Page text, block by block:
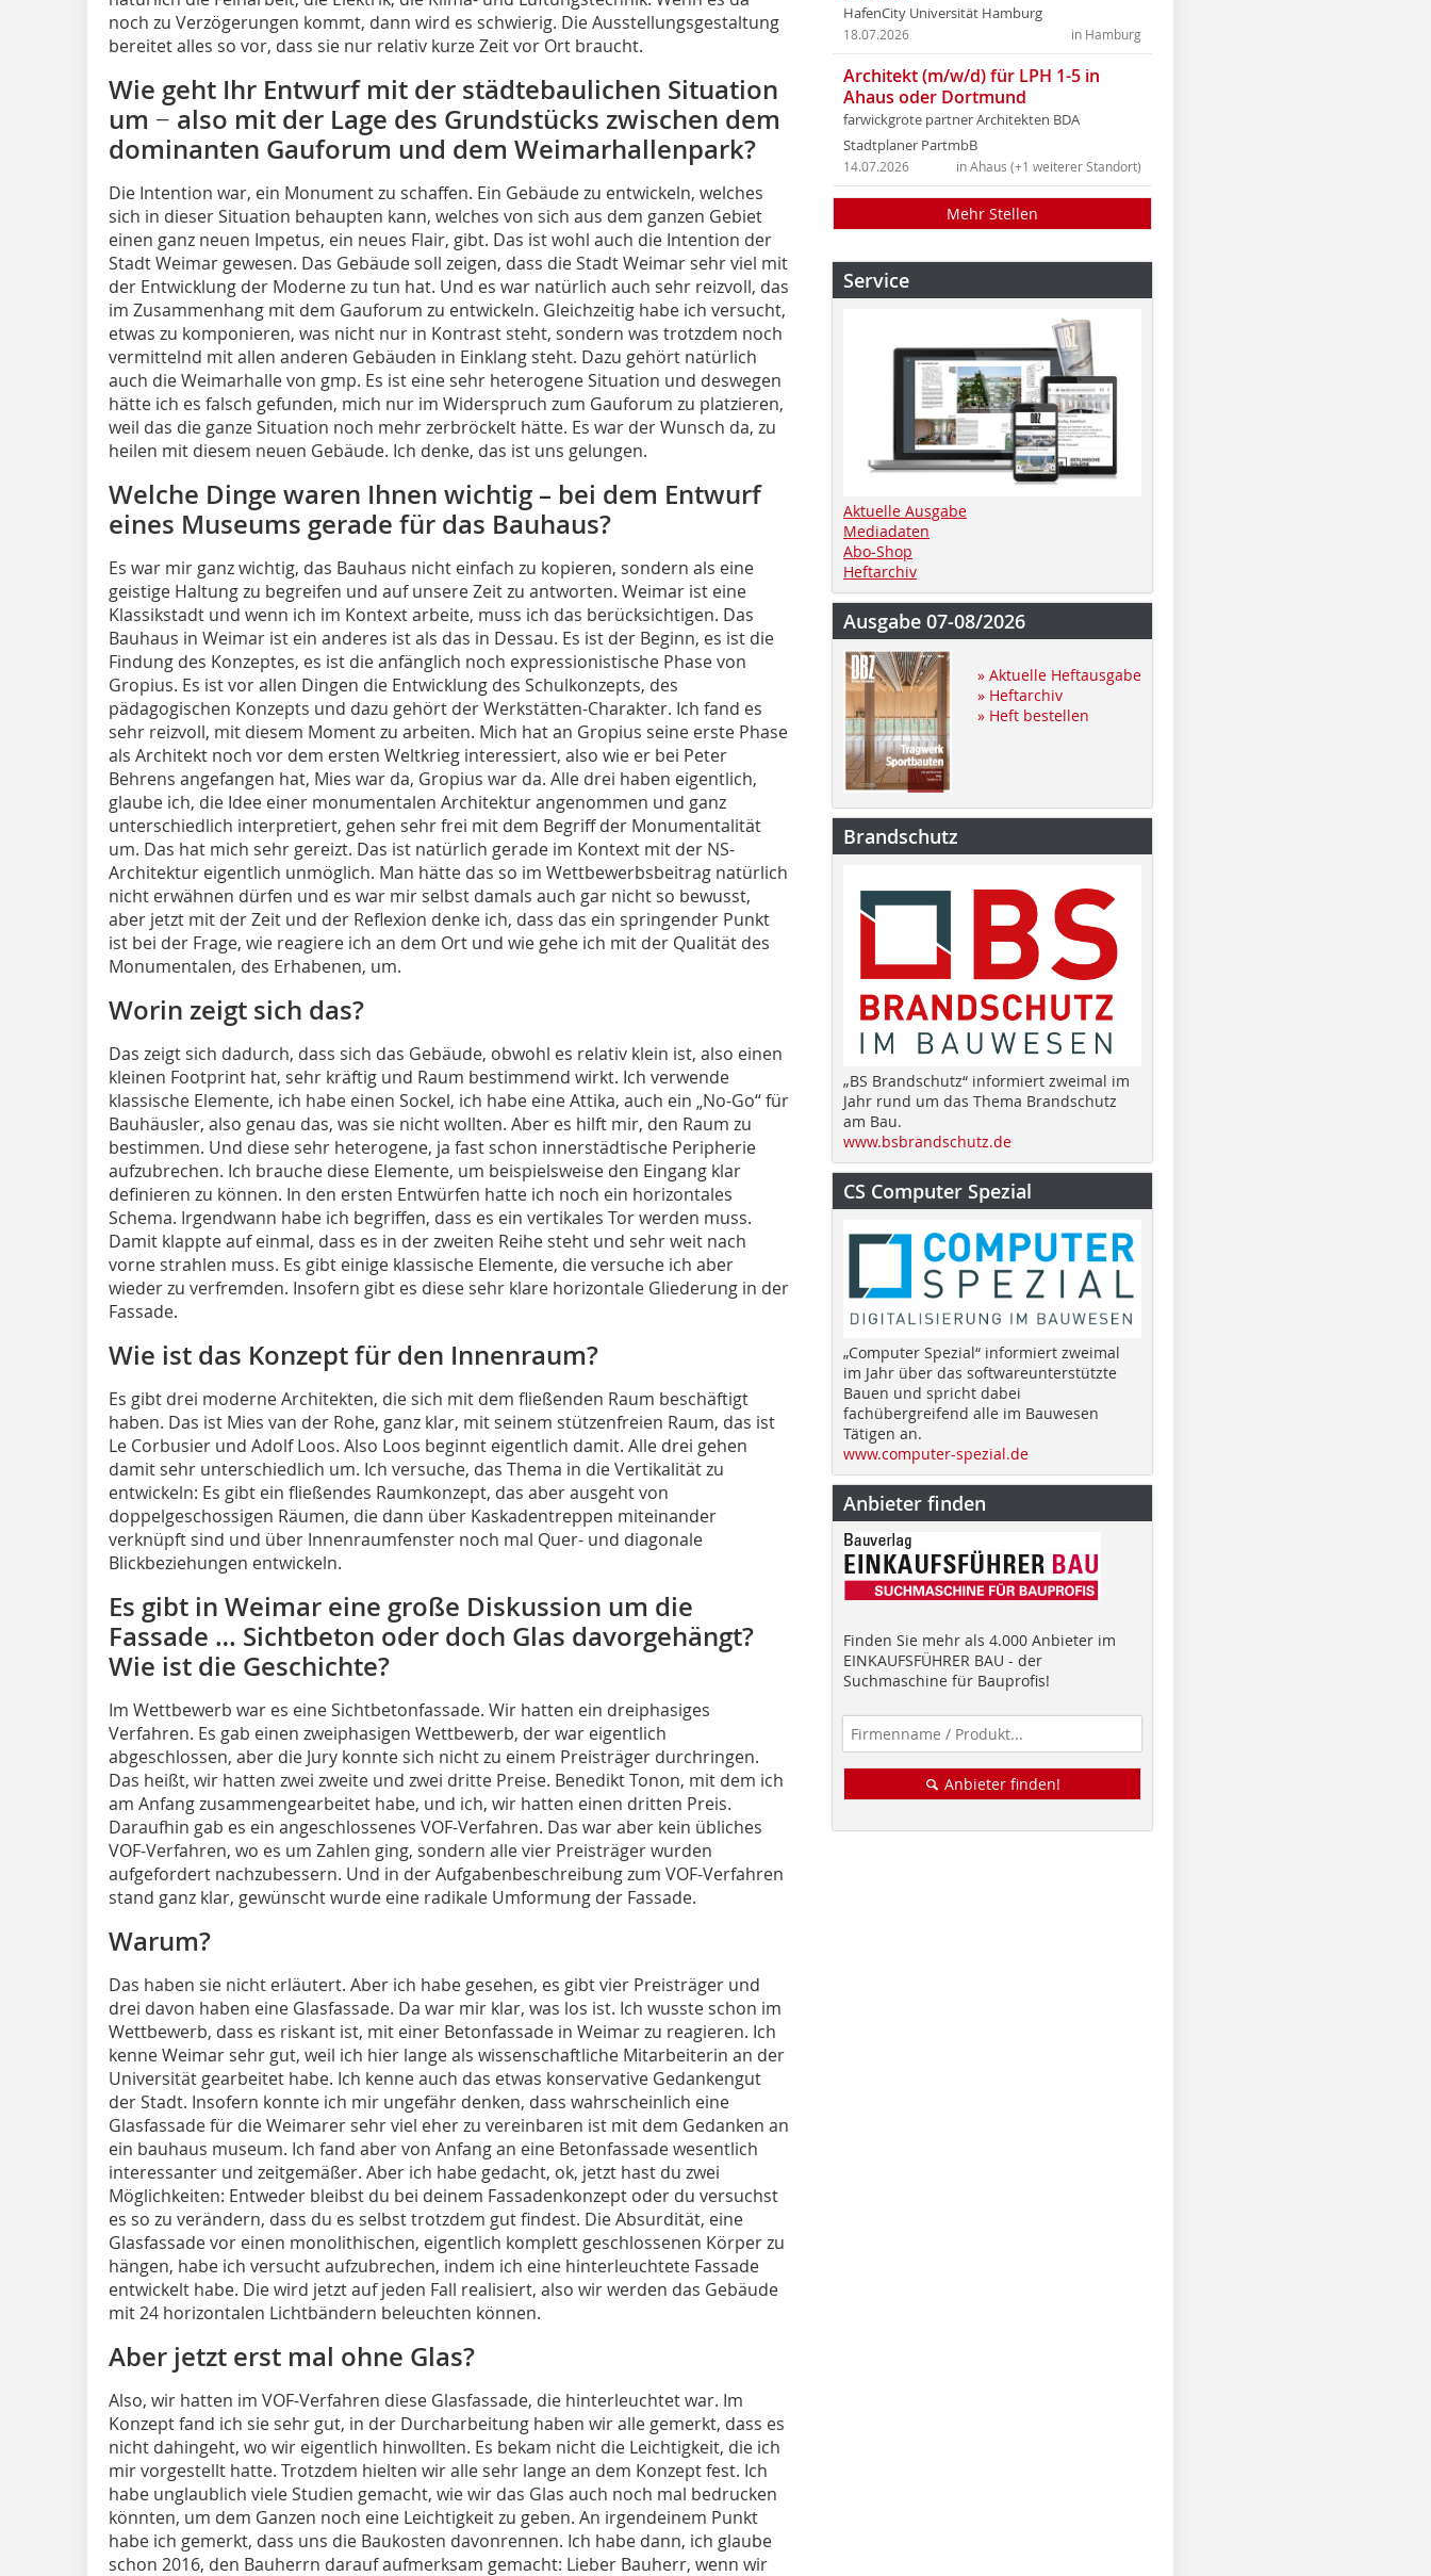
noch zu Verzögerungen kommt, dann wird es schwierig. Die Ausstellungsgestaltung
bereitet alles so vor, dass sie nur relativ kurze Zeit vor Ort braucht.
Wie geht Ihr Entwurf mit der städtebaulichen Situation
um − ­also mit der Lage des Grundstücks zwischen dem
dominanten Gau­forum und dem Weimarhallenpark?
Die Intention war, ein Monument zu schaffen. Ein Gebäude zu entwickeln, welches
sich in dieser Situation behaupten kann, welches von sich aus dem ganzen Gebiet
einen ganz neuen Impetus, ein neues Flair, gibt. Das ist wohl auch die Intention der
Stadt Weimar gewesen. Das Gebäude soll zeigen, dass die Stadt Weimar sehr viel mit
der Entwicklung der Moderne zu tun hat. Und es war natürlich auch sehr reizvoll, das
im Zusammenhang mit dem Gau­forum zu entwickeln. Gleichzeitig habe ich versucht,
etwas zu komponieren, was nicht nur in Kontrast steht, sondern was trotzdem noch
vermittelnd mit allen anderen Gebäuden in Einklang steht. Dazu gehört natürlich
auch die Weimarhalle von gmp. Es ist eine sehr heterogene Situation und deswegen
hätte ich es falsch gefunden, mich nur im Widerspruch zum Gauforum zu platzieren,
weil das die ganze Situation noch mehr zerbröckelt hätte. Es war der Wunsch da, zu
heilen mit diesem neuen Gebäude. Ich denke, das ist uns gelungen.
Welche Dinge waren Ihnen wichtig – bei dem Entwurf
eines Museums gerade für das Bauhaus?
Es war mir ganz wichtig, das Bauhaus nicht einfach zu kopieren, sondern als eine
geistige Haltung zu begreifen und auf unsere Zeit zu antworten. Weimar ist eine
Klassikstadt und wenn ich im Kontext arbeite, muss ich das berücksichtigen. Das
Bauhaus in Weimar ist ein anderes ist als das in Dessau. Es ist der Beginn, es ist die
Findung des Konzeptes, es ist die anfänglich noch expressionistische Phase von
Gropius. Es ist vor allen Dingen die Entwicklung des Schulkonzepts, des
pädagogischen Konzepts und dazu gehört der Werkstätten-Charakter. Ich fand es
sehr reizvoll, mit diesem Moment zu arbeiten. Mich hat an Gropius seine erste Phase
als Architekt noch vor dem ersten Weltkrieg interessiert, also wie er bei Peter
Behrens angefangen hat, Mies war da, Gropius war da. Alle drei haben eigentlich,
glaube ich, die Idee einer monumentalen Architektur angenommen und ganz
unterschiedlich interpretiert, gehen sehr frei mit dem Begriff der Monumentalität
um. Das hat mich sehr gereizt. Das ist natürlich gerade im Kontext mit der NS-
Architektur eigentlich unmöglich. Man hätte das so im Wettbewerbsbeitrag natürlich
nicht erwähnen dürfen und es war mir selbst damals auch gar nicht so bewusst,
aber jetzt mit der Zeit und der Reflexion denke ich, dass das ein springender Punkt
ist bei der Frage, wie reagiere ich an dem Ort und wie gehe ich mit der Qualität des
Monumentalen, des Erhabenen, um.
Worin zeigt sich das?
Das zeigt sich dadurch, dass sich das Gebäude, obwohl es relativ klein ist, also einen
kleinen Footprint hat, sehr kräftig und Raum bestimmend wirkt. Ich verwende
klassische Elemente, ich habe einen Sockel, ich habe eine Attika, auch ein „No-Go“ für
Bauhäusler, also genau das, was sie nicht wollten. Aber es hilft mir, den Raum zu
bestimmen. Und diese sehr heterogene, ja fast schon innerstädtische Peripherie
aufzubrechen. Ich brauche diese Elemente, um beispielsweise den Eingang klar
definieren zu können. In den ersten Entwürfen hatte ich noch ein horizontales
Schema. Irgendwann habe ich begriffen, dass es ein vertikales Tor werden muss.
Damit klappte auf einmal, dass es in der zweiten Reihe steht und sehr weit nach
vorne strahlen muss. Es gibt einige klassische Elemente, die versuche ich aber
wieder zu verfremden. Insofern gibt es diese sehr klare horizontale Gliederung in der
Fassade.
Wie ist das Konzept für den Innenraum?
Es gibt drei moderne Architekten, die sich mit dem fließenden Raum beschäftigt
haben. Das ist Mies van der Rohe, ganz klar, mit seinem stützenfreien Raum, das ist
Le Corbusier und Adolf Loos. Also Loos beginnt eigentlich damit. Alle drei gehen
damit sehr unterschiedlich um. Ich versuche, das Thema in die Vertikalität zu
entwickeln: Es gibt ein fließendes Raumkonzept, das aber ausgeht von
doppelgeschossigen Räumen, die dann über Kaskadentreppen miteinander
verknüpft sind und über Innenraumfenster noch mal Quer- und diagonale
Blickbeziehungen entwickeln.
Es gibt in Weimar eine große Diskussion um die
Fassade … Sichtbeton oder doch Glas davorgehängt?
Wie ist die Geschichte?
Im Wettbewerb war es eine Sichtbetonfassade. Wir hatten ein dreiphasiges
Verfahren. Es gab einen zweiphasigen Wettbewerb, der war eigentlich
abgeschlossen, aber die Jury konnte sich nicht zu einem Preisträger durchringen.
Das heißt, wir hatten zwei zweite und zwei dritte Preise. Benedikt Tonon, mit dem ich
am Anfang zusammengearbeitet habe, und ich, wir hatten einen dritten Preis.
Daraufhin gab es ein angeschlossenes VOF-Verfahren. Das war aber kein übliches
VOF-Verfahren, wo es um Zahlen ging, sondern alle vier Preisträger wurden
aufgefordert nachzubessern. Und in der Aufgabenbeschreibung zum VOF-Verfahren
stand ganz klar, gewünscht wurde eine radikale Umformung der Fassade.
Warum?
Das haben sie nicht erläutert. Aber ich habe gesehen, es gibt vier Preisträger und
drei davon haben eine Glasfassade. Da war mir klar, was los ist. Ich wusste schon im
Wettbewerb, dass es riskant ist, mit einer Betonfassade in Weimar zu reagieren. Ich
kenne Weimar sehr gut, weil ich hier lange als wissenschaftliche Mitarbeiterin an der
Universität gearbeitet habe. Ich kenne auch das etwas konservative Gedankengut
der Stadt. Insofern konnte ich mir ungefähr denken, dass wahrscheinlich eine
Glasfassade für die Weimarer sehr viel eher zu vereinbaren ist mit dem Gedanken an
ein bauhaus museum. Ich fand aber von Anfang an eine Betonfassade wesentlich
interessanter und zeitgemäßer. Aber ich habe gedacht, ok, jetzt hast du zwei
Möglichkeiten: Entweder bleibst du bei deinem Fassadenkonzept oder du versuchst
es so zu verändern, dass du es selbst trotzdem gut findest. Die Absurdität, eine
Glasfassade vor einen monolithischen, eigentlich komplett geschlossenen Körper zu
hängen, habe ich versucht aufzubrechen, indem ich eine hinterleuchtete Fassade
entwickelt habe. Die wird jetzt auf jeden Fall realisiert, also wir werden das Gebäude
mit 24 horizontalen Lichtbändern beleuchten können.
Aber jetzt erst mal ohne Glas?
Also, wir hatten im VOF-Verfahren diese Glasfassade, die hinterleuchtet war. Im
Konzept fand ich sie sehr gut, in der Durcharbeitung haben wir alle gemerkt, dass es
nicht dahingeht, wo wir eigentlich hinwollten. Es bekam nicht die Leichtigkeit, die ich
mir vorgestellt hatte. Trotzdem hielten wir alle sehr lange an dem Konzept fest. Ich
habe unglaublich viele Studien gemacht, wie wir das Glas auch noch mal bedrucken
könnten, um dem Ganzen noch eine Leichtigkeit zu geben. An irgendeinem Punkt
habe ich gemerkt, dass uns die Baukosten davonrennen. Ich habe dann, ich glaube
schon 2016, den Bauherrn darauf aufmerksam gemacht: Lieber Bauherr, wenn wir
HafenCity Universität Hamburg
in Hamburg
18.07.2026
Architekt (m/w/d) für LPH 1-5 in
Ahaus oder Dortmund
farwickgrote partner Architekten BDA
Stadtplaner PartmbB
in Ahaus (+1 weiterer Standort)
14.07.2026
Mehr Stellen
Service
Aktuelle Ausgabe
Mediadaten
Abo-Shop
Heftarchiv
Ausgabe 07-08/2026
» Aktuelle Heftausgabe
» Heftarchiv
» Heft bestellen
Brandschutz
„BS Brandschutz“ informiert zweimal im
Jahr rund um das Thema Brandschutz
am Bau.
www.bsbrandschutz.de
CS Computer Spezial
„Computer Spezial“ informiert zweimal
im Jahr über das softwareunterstützte
Bauen und spricht dabei
fachübergreifend alle im Bauwesen
Tätigen an.
www.computer-spezial.de
Anbieter finden
Finden Sie mehr als 4.000 Anbieter im
EINKAUFSFÜHRER BAU - der
Suchmaschine für Bauprofis!
Anbieter finden!